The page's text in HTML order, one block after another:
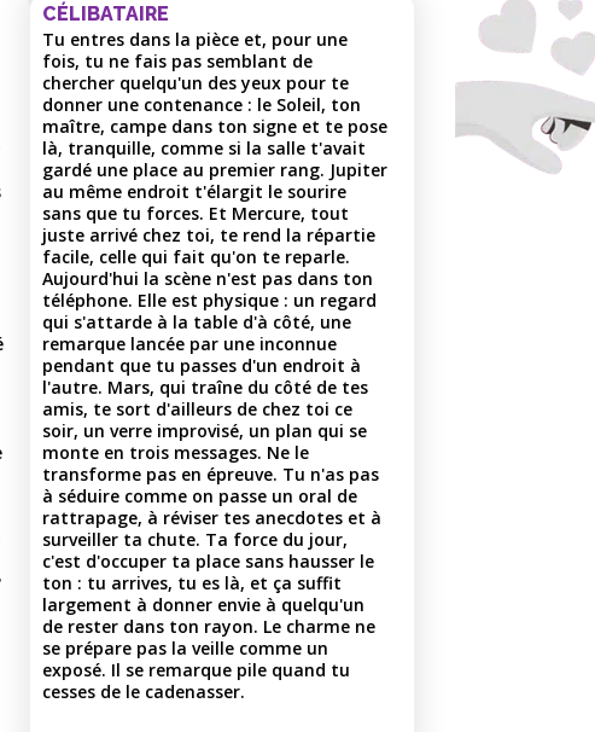
CÉLIBATAIRE
Tu entres dans la pièce et, pour une
fois, tu ne fais pas semblant de
chercher quelqu'un des yeux pour te
donner une contenance : le Soleil, ton
maître, campe dans ton signe et te pose
là, tranquille, comme si la salle t'avait
gardé une place au premier rang. Jupiter
au même endroit t'élargit le sourire
sans que tu forces. Et Mercure, tout
juste arrivé chez toi, te rend la répartie
facile, celle qui fait qu'on te reparle.
Aujourd'hui la scène n'est pas dans ton
téléphone. Elle est physique : un regard
qui s'attarde à la table d'à côté, une
remarque lancée par une inconnue
pendant que tu passes d'un endroit à
l'autre. Mars, qui traîne du côté de tes
amis, te sort d'ailleurs de chez toi ce
soir, un verre improvisé, un plan qui se
monte en trois messages. Ne le
transforme pas en épreuve. Tu n'as pas
à séduire comme on passe un oral de
rattrapage, à réviser tes anecdotes et à
surveiller ta chute. Ta force du jour,
c'est d'occuper ta place sans hausser le
ton : tu arrives, tu es là, et ça suffit
largement à donner envie à quelqu'un
de rester dans ton rayon. Le charme ne
se prépare pas la veille comme un
exposé. Il se remarque pile quand tu
cesses de le cadenasser.